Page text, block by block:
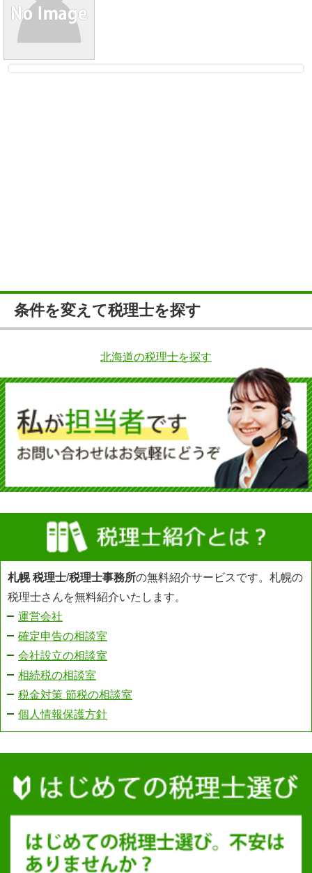
条件を変えて税理士を探す
北海道の税理士を探す
札幌 税理士/税理士事務所の無料紹介サービスです。札幌の
税理士さんを無料紹介いたします。
運営会社
確定申告の相談室
会社設立の相談室
相続税の相談室
税金対策 節税の相談室
個人情報保護方針